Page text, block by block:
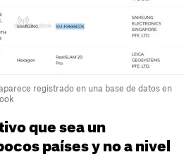
registrado en una base de datos en
que sea un
países y no a nivel